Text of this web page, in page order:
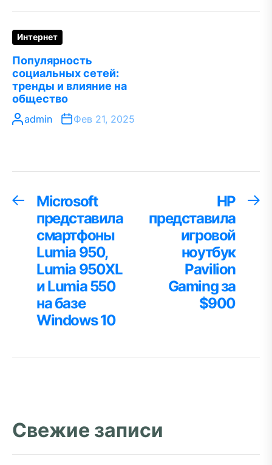
Интернет
Популярность
социальных сетей:
тренды и влияние на
общество
admin Фев 21, 2025
Навигация
записям
Предыдущая
запись:
Microsoft
представила
смартфоны
Lumia 950,
Lumia 950XL
и Lumia 550
на базе
Windows 10
HP
представила
игровой
ноутбук
Pavilion
Gaming за
$900
Свежие записи